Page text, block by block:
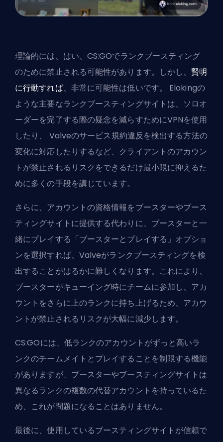
理論的には、はい、CS:GOでランクブースティング
のために禁止される可能性があります。しかし、 賢明
に行動すれば、非常に可能性は低いです。 Elokingの
ような主要なランクブースティングサイトは、ソロオ
ーダーを完了する際の疑念を減らすためにVPNを使用
したり、 Valveのサービス規約違反を検出する方法の
変化に対応したりするなど、クライアントのアカウン
トが禁止されるリスクをできるだけ最小限に抑えるた
めに多くの手段を講じています。
さらに、アカウントの資格情報をブースターやブース
ティングサイトに提供する代わりに、ブースターと一
緒にプレイする「ブースターとプレイする」オプショ
ンを選択すれば、Valveがランクブースティングを検
出することがはるかに難しくなります。これにより、
ブースターがキューイング時にチームに参加し、アカ
ウントをさらに上のランクに持ち上げるため、アカウ
ントが禁止されるリスクが大幅に減少します。
CS:GOには、低ランクのアカウントがずっと高いラ
ンクのチームメイトとプレイすることを制限する機能
がありますが、ブースターやブースティングサイトは
異なるランクの複数の代替アカウントを持っているた
め、これが問題になることはありません。
最後に、使用しているブースティングサイトが信頼で